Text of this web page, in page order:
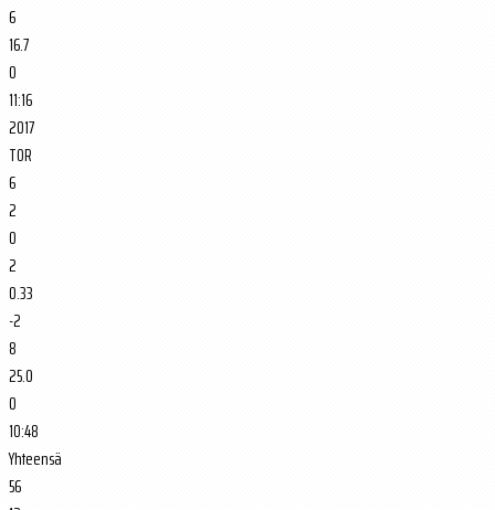
6
16.7
0
11:16
2017
TOR
6
2
0
2
0.33
-2
8
25.0
0
10:48
Yhteensä
56